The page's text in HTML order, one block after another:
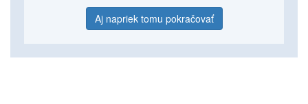
Aj napriek tomu pokračovať